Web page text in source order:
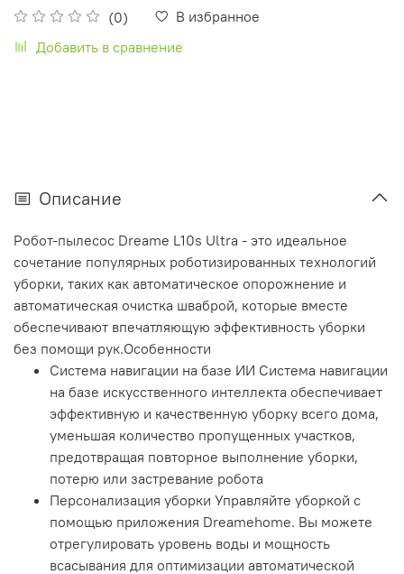
(0)
В избранное
Добавить в сравнение
Описание
Робот-пылесос Dreame L10s Ultra - это идеальное
сочетание популярных роботизированных технологий
уборки, таких как автоматическое опорожнение и
автоматическая очистка шваброй, которые вместе
обеспечивают впечатляющую эффективность уборки
без помощи рук.Особенности
Система навигации на базе ИИ Система навигации
на базе искусственного интеллекта обеспечивает
эффективную и качественную уборку всего дома,
уменьшая количество пропущенных участков,
предотвращая повторное выполнение уборки,
потерю или застревание робота
Персонализация уборки Управляйте уборкой с
помощью приложения Dreamehome. Вы можете
отрегулировать уровень воды и мощность
всасывания для оптимизации автоматической